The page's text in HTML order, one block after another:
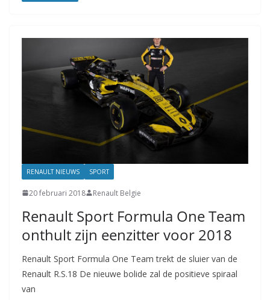
RENAULT NIEUWS SPORT
20 februari 2018 Renault Belgie
Renault Sport Formula One Team
onthult zijn eenzitter voor 2018
Renault Sport Formula One Team trekt de sluier van de
Renault R.S.18 De nieuwe bolide zal de positieve spiraal
van